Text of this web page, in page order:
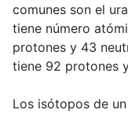
comunes son el
tiene número
protones y 43
tiene 92 protones
Los isótopos de